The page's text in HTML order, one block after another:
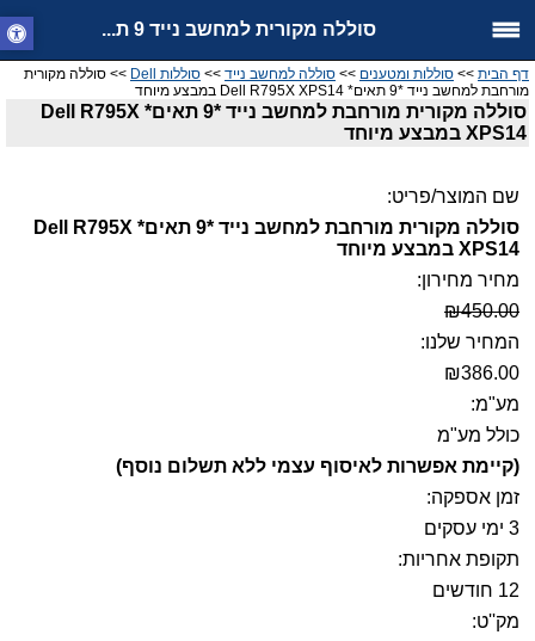
סוללה מקורית למחשב נייד 9 ת...
דף הבית >> סוללות ומטענים >> סוללה למחשב נייד >> סוללות Dell
>> סוללה מקורית
מורחבת למחשב נייד *9 תאים* Dell R795X XPS14 במבצע מיוחד
סוללה מקורית מורחבת למחשב נייד *9 תאים* Dell R795X
XPS14 במבצע מיוחד
שם המוצר/פריט:
סוללה מקורית מורחבת למחשב נייד *9 תאים* Dell R795X
XPS14 במבצע מיוחד
מחיר מחירון:
₪450.00
המחיר שלנו:
₪386.00
מע"מ:
כולל מע"מ
(קיימת אפשרות לאיסוף עצמי ללא תשלום נוסף)
זמן אספקה:
3 ימי עסקים
תקופת אחריות:
12 חודשים
מק''ט: